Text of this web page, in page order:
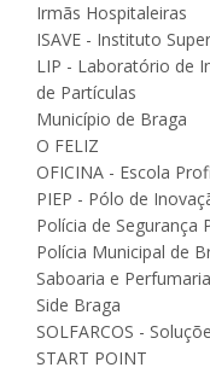
Irmãs Hospitaleiras
ISAVE - Instituto
LIP - Laboratório de
de Partículas
Município de Braga
O FELIZ
OFICINA - Escola
PIEP - Pólo de
Polícia de Segurança
Polícia Municipal de
Saboaria e
Side Braga
SOLFARCOS -
START POINT